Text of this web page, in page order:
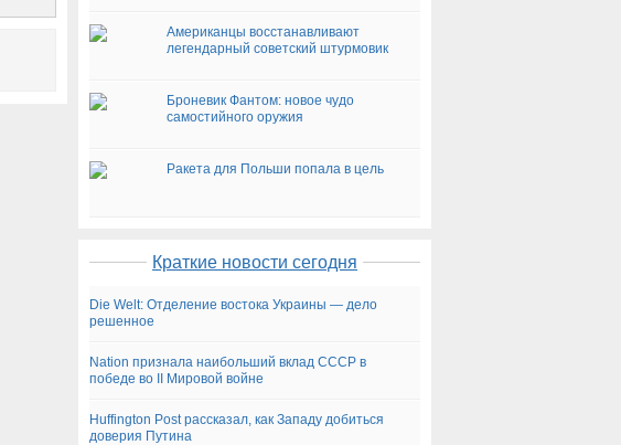
Американцы восстанавливают
легендарный советский штурмовик
Броневик Фантом: новое чудо
самостийного оружия
Ракета для Польши попала в цель
Краткие новости сегодня
Die Welt: Отделение востока Украины — дело
решенное
Nation признала наибольший вклад СССР в
победе во II Мировой войне
Huffington Post рассказал, как Западу добиться
доверия Путина